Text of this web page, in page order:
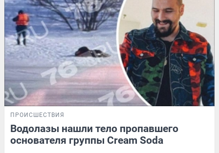
ПРОИСШЕСТВИЯ
Водолазы нашли тело пропавшего
основателя группы Cream Soda